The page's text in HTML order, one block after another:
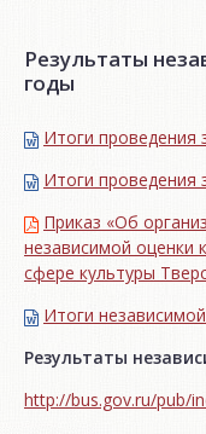
Результаты
годы
Итоги проведения
Итоги проведения
Приказ «Об
независимой оценки
сфере культуры
Итоги
Результаты
http://bus.gov.ru/pub/